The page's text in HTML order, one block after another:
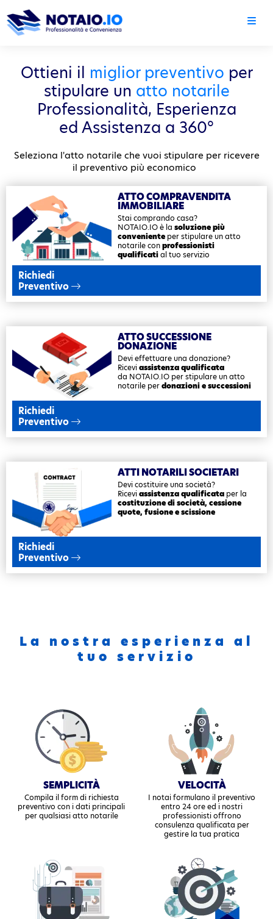
Ottieni il miglior preventivo per
stipulare un atto notarile
Professionalità, Esperienza
ed Assistenza a 360°
Seleziona l'atto notarile che vuoi stipulare per ricevere
il preventivo più economico
ATTOCOMPRAVENDITA
IMMOBILIARE
Stai comprando casa?
NOTAIO.IO è lasoluzione più
conveniente per stipulare un atto
notarile conprofessionisti
qualificatial tuo servizio
Richiedi
Preventivo
ATTOSUCCESSIONE
DONAZIONE
Devi effettuare una donazione?
Riceviassistenza qualificata
da NOTAIO.IO per stipulare un atto
notarile perdonazioni e successioni
Richiedi
Preventivo
ATTINOTARILISOCIETARI
Devi costituire una società?
Riceviassistenza qualificata per la
costituzione di società, cessione
quote, fusione e scissione
Richiedi
Preventivo
La nostra esperienza al
tuo servizio
SEMPLICITÀ
Compila ilformdi richiesta
preventivo con i dati principali
per qualsiasi atto notarile
VELOCITÀ
I notai formulano il preventivo
entro 24 ore ed i nostri
professionisti offrono
consulenza qualificata per
gestire la tua pratica